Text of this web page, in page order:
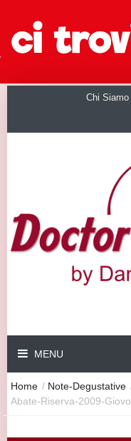
Chi Siamo
MENU
Home / Note-Degustative
Abate-Riserva-2009-